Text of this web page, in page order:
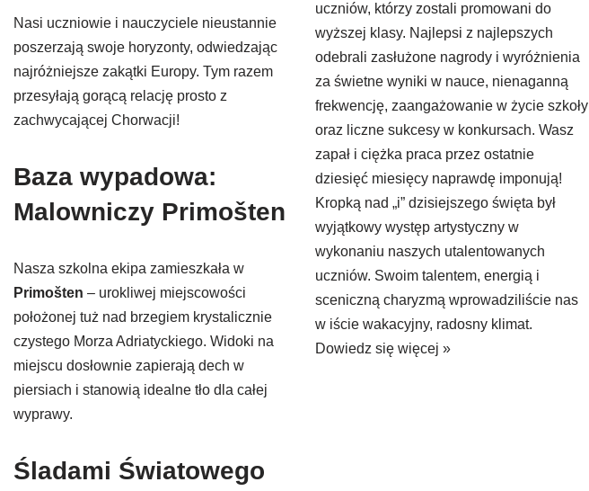
Nasi uczniowie i nauczyciele nieustannie
poszerzają swoje horyzonty, odwiedzając
najróżniejsze zakątki Europy. Tym razem
przesyłają gorącą relację prosto z
zachwycającej Chorwacji!
Baza wypadowa:
Malowniczy Primošten
Nasza szkolna ekipa zamieszkała w
Primošten – urokliwej miejscowości
położonej tuż nad brzegiem krystalicznie
czystego Morza Adriatyckiego. Widoki na
miejscu dosłownie zapierają dech w
piersiach i stanowią idealne tło dla całej
wyprawy.
Śladami Światowego
uczniów, którzy zostali promowani do
wyższej klasy. Najlepsi z najlepszych
odebrali zasłużone nagrody i wyróżnienia
za świetne wyniki w nauce, nienaganną
frekwencję, zaangażowanie w życie szkoły
oraz liczne sukcesy w konkursach. Wasz
zapał i ciężka praca przez ostatnie
dziesięć miesięcy naprawdę imponują!
Kropką nad „i” dzisiejszego święta był
wyjątkowy występ artystyczny w
wykonaniu naszych utalentowanych
uczniów. Swoim talentem, energią i
sceniczną charyzmą wprowadziliście nas
w iście wakacyjny, radosny klimat.
Dowiedz się więcej »